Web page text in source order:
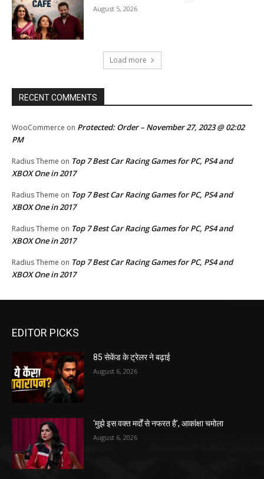
August 5, 2026
Load more
RECENT COMMENTS
WooCommerce on Protected: Order – November 27, 2023 @ 02:02
PM
Radius Theme on Top 7 Best Car Racing Games for PC, PS4 and
XBOX One in 2017
Radius Theme on Top 7 Best Car Racing Games for PC, PS4 and
XBOX One in 2017
Radius Theme on Top 7 Best Car Racing Games for PC, PS4 and
XBOX One in 2017
Radius Theme on Top 7 Best Car Racing Games for PC, PS4 and
XBOX One in 2017
EDITOR PICKS
85 सेकेंड के ट्रेलर ने बढ़ाई
August 6, 2026
‘मुझे इस वक्त मर्दों से नफरत है’, आकांक्षा चमोला
August 6, 2026